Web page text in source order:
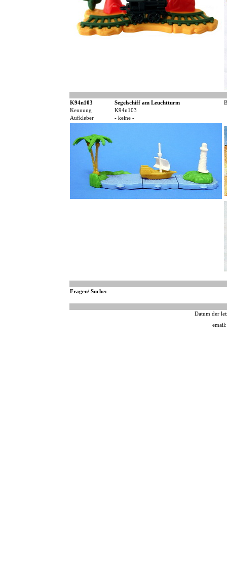
K94n103 Segelschiff am Leuchtturm
Kennung
K94n103
Aufkleber
- keine -
Fragen/ Suche:
Datum der